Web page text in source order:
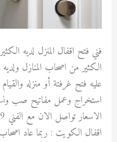
فني فتح اقفال المنزل لديه
الكثير من اصحاب المنازل
عليه فتح غرفتة أو منزله
استخراج وعمل مفاتيح صب
اقفال الكويت : ربما عاد اصحاب